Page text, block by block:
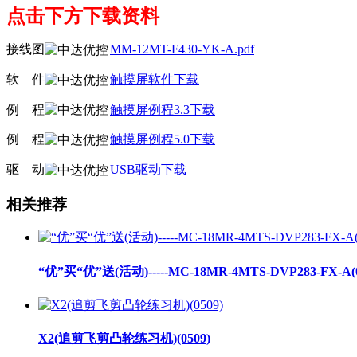
点击下方下载资料
接线图 MM-12MT-F430-YK-A.pdf
软 件 触摸屏软件下载
例 程 触摸屏例程3.3下载
例 程 触摸屏例程5.0下载
驱 动 USB驱动下载
相关推荐
“优”买“优”送(活动)-----MC-18MR-4MTS-DVP283-FX-
X2(追剪飞剪凸轮练习机)(0509)